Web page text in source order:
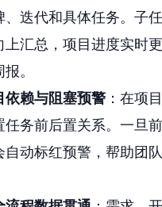
、迭代和具体任务。子
上汇总，项目进度实时
。
依赖与阻塞预警：在项
任务前后置关系。一旦
自动标红预警，帮助团